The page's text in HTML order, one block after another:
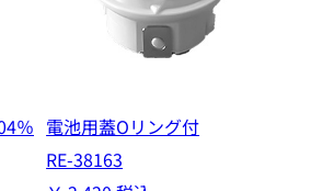
％ 電池用蓋Oリング付
RE-38163